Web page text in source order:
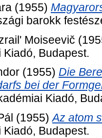
(1955)
barokk
Moiseevič
Kiadó, Budapest.
(1955) Die
bei der
Kiadó,
(1955)Az atom
Kiadó, Budapest.